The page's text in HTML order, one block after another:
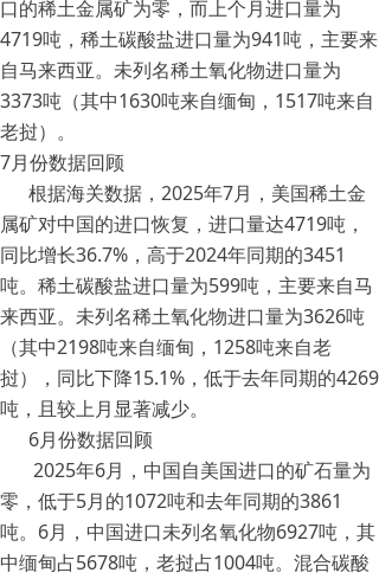
口的稀土金属矿为零，而上个月进口量为
4719吨，稀土碳酸盐进口量为941吨，主要来
自马来西亚。未列名稀土氧化物进口量为
3373吨（其中1630吨来自缅甸，1517吨来自
老挝）。
7月份数据回顾
根据海关数据，2025年7月，美国稀土金
属矿对中国的进口恢复，进口量达4719吨，
同比增长36.7%，高于2024年同期的3451
吨。稀土碳酸盐进口量为599吨，主要来自马
来西亚。未列名稀土氧化物进口量为3626吨
（其中2198吨来自缅甸，1258吨来自老
挝），同比下降15.1%，低于去年同期的4269
吨，且较上月显著减少。
6月份数据回顾
2025年6月，中国自美国进口的矿石量为
零，低于5月的1072吨和去年同期的3861
吨。6月，中国进口未列名氧化物6927吨，其
中缅甸占5678吨，老挝占1004吨。混合碳酸